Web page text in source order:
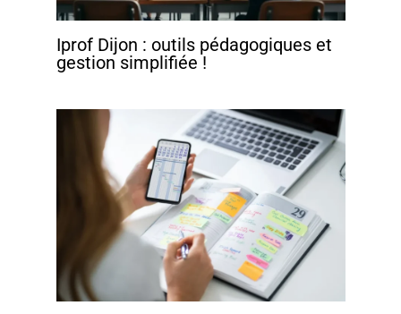
Iprof Dijon : outils pédagogiques et
gestion simplifiée !